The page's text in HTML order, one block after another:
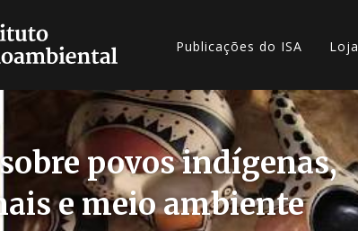
Publicações do ISA Loja
povos indígenas,
e meio ambiente